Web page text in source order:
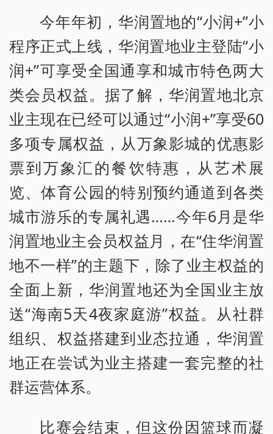
今年年初，华润置地的“小润+”小
程序正式上线，华润置地业主登陆“小
润+”可享受全国通享和城市特色两大
类会员权益。据了解，华润置地北京
业主现在已经可以通过“小润+”享受60
多项专属权益，从万象影城的优惠影
票到万象汇的餐饮特惠，从艺术展
览、体育公园的特别预约通道到各类
城市游乐的专属礼遇……今年6月是华
润置地业主会员权益月，在“住华润置
地不一样”的主题下，除了业主权益的
全面上新，华润置地还为全国业主放
送“海南5天4夜家庭游”权益。从社群
组织、权益搭建到业态拉通，华润置
地正在尝试为业主搭建一套完整的社
群运营体系。
比赛会结束，但这份因篮球而凝